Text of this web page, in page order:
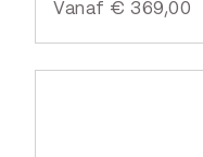
Vanaf € 369,00